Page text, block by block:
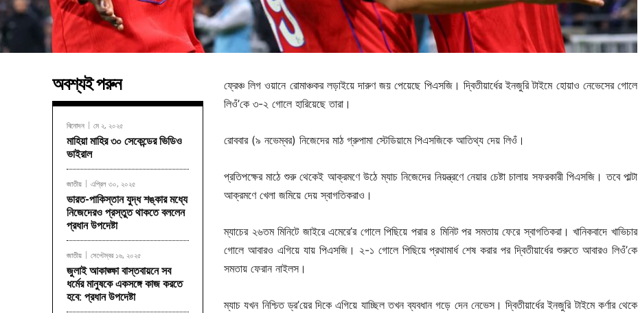
অবশ্যই পরুন
বিনোদন মে ২, ২০২৫
মাহিয়া মাহির ৩০ সেকেন্ডের ভিডিও
ভাইরাল
জাতীয় এপ্রিল ৩০, ২০২৫
ভারত-পাকিস্তান যুদ্ধ শঙ্কার মধ্যে
নিজেদেরও প্রস্তুত থাকতে বললেন
প্রধান উপদেষ্টা
জাতীয় সেপ্টেম্বর ১৬, ২০২৫
জুলাই আকাঙ্ক্ষা বাস্তবায়নে সব
ধর্মের মানুষকে একসঙ্গে কাজ করতে
হবে: প্রধান উপদেষ্টা
ফ্রেঞ্চ লিগ ওয়ানে রোমাঞ্চকর লড়াইয়ে দারুণ জয় পেয়েছে পিএসজি। দ্বিতীয়ার্ধের ইনজুরি টাইমে হোয়াও নেভেসের গোলে
লিওঁ’কে ৩-২ গোলে হারিয়েছে তারা।
রোববার (৯ নভেম্বর) নিজেদের মাঠ গ্রুপামা স্টেডিয়ামে পিএসজিকে আতিথ্য দেয় লিওঁ।
প্রতিপক্ষের মাঠে শুরু থেকেই আক্রমণে উঠে ম্যাচ নিজেদের নিয়ন্ত্রণে নেয়ার চেষ্টা চালায় সফরকারী পিএসজি। তবে পাল্টা
আক্রমণে খেলা জমিয়ে দেয় স্বাগতিকরাও।
ম্যাচের ২৬তম মিনিটে জাইরে এমেরে’র গোলে পিছিয়ে পরার ৪ মিনিট পর সমতায় ফেরে স্বাগতিকরা। খানিকবাদে খাভিচার
গোলে আবারও এগিয়ে যায় পিএসজি। ২-১ গোলে পিছিয়ে প্রথামার্ধ শেষ করার পর দ্বিতীয়ার্ধের শুরুতে আবারও লিওঁ’কে
সমতায় ফেরান নাইলস।
ম্যাচ যখন নিশ্চিত ড্র’য়ের দিকে এগিয়ে যাচ্ছিল তখন ব্যবধান গড়ে দেন নেভেস। দ্বিতীয়ার্ধের ইনজুরি টাইমে কর্ণার থেকে